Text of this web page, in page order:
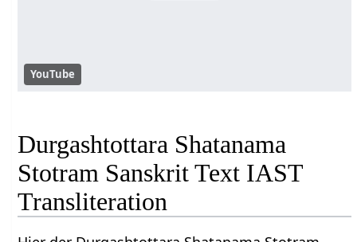
YouTube
Durgashtottara Shatanama
Stotram Sanskrit Text IAST
Transliteration